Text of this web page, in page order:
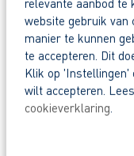
website gebruik van
manier te kunnen
te accepteren. Dit
Klik op 'Instellingen'
wilt accepteren.
cookieverklaring.
Snel naar
Beoordeeld
Nog vragen
Solliciteer
Voornaam*